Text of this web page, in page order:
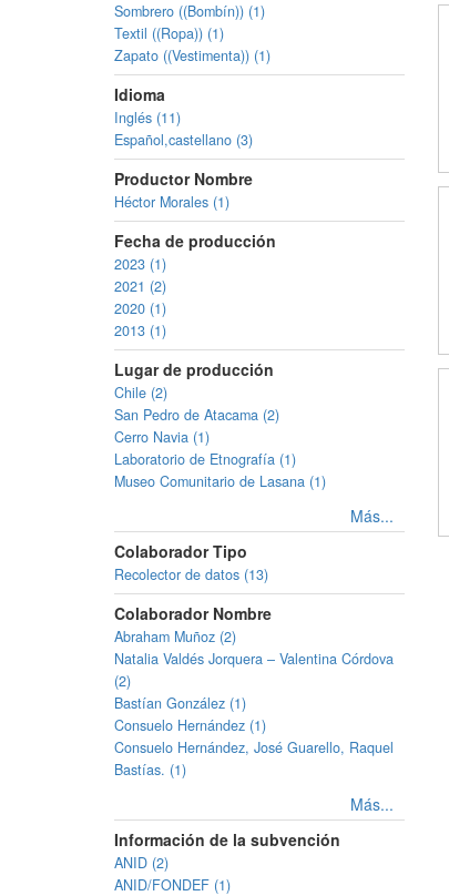
Sombrero ((Bombín)) (1)
Textil ((Ropa)) (1)
Zapato ((Vestimenta)) (1)
Idioma
Inglés (11)
Español,castellano (3)
Productor Nombre
Héctor Morales (1)
Fecha de producción
2023 (1)
2021 (2)
2020 (1)
2013 (1)
Lugar de producción
Chile (2)
San Pedro de Atacama (2)
Cerro Navia (1)
Laboratorio de Etnografía (1)
Museo Comunitario de Lasana (1)
Más...
Colaborador Tipo
Recolector de datos (13)
Colaborador Nombre
Abraham Muñoz (2)
Natalia Valdés Jorquera – Valentina Córdova
(2)
Bastían González (1)
Consuelo Hernández (1)
Consuelo Hernández, José Guarello, Raquel
Bastías. (1)
Más...
Información de la subvención
ANID (2)
ANID/FONDEF (1)